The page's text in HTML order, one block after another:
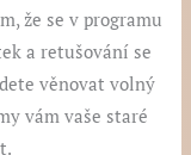
že se v programu
a retušování se
věnovat volný
vám vaše staré